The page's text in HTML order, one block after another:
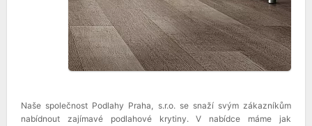
Naše společnost Podlahy Praha, s.r.o. se snaží svým zákazníkům
nabídnout zajímavé podlahové krytiny. V nabídce máme jak